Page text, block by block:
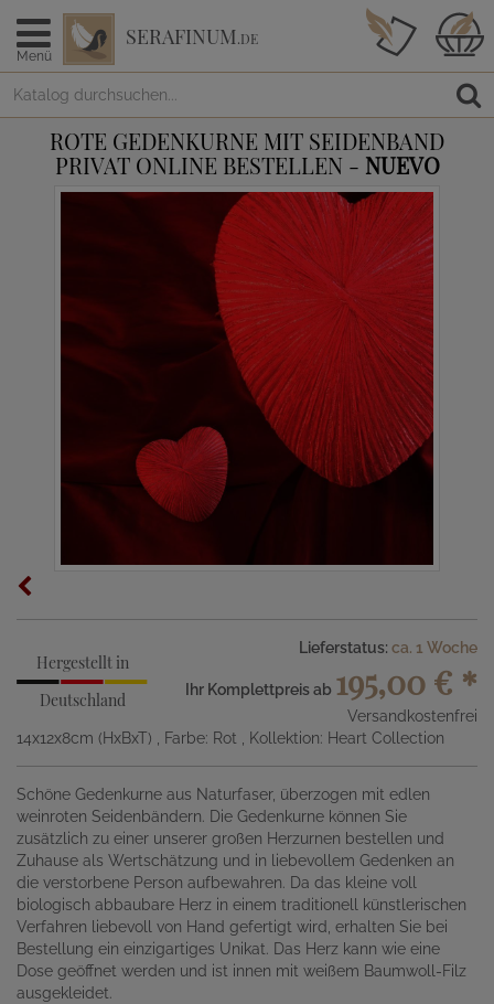
Menü
SERAFINUM.DE
ROTE GEDENKURNE MIT SEIDENBAND
PRIVAT ONLINE BESTELLEN - NUEVO
Hergestellt in
Deutschland
Lieferstatus: ca. 1 Woche
Ihr Komplettpreis ab 195,00 € *
Versandkostenfrei
14x12x8cm (HxBxT)
, Farbe: Rot , Kollektion: Heart Collection
Schöne Gedenkurne aus Naturfaser, überzogen mit edlen
weinroten Seidenbändern. Die Gedenkurne können Sie
zusätzlich zu einer unserer großen Herzurnen bestellen und
Zuhause als Wertschätzung und in liebevollem Gedenken an
die verstorbene Person aufbewahren. Da das kleine voll
biologisch abbaubare Herz in einem traditionell künstlerischen
Verfahren liebevoll von Hand gefertigt wird, erhalten Sie bei
Bestellung ein einzigartiges Unikat. Das Herz kann wie eine
Dose geöffnet werden und ist innen mit weißem Baumwoll-Filz
ausgekleidet.